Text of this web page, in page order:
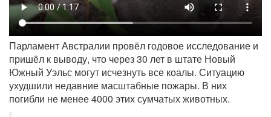
Парламент Австралии провёл годовое исследование и
пришёл к выводу, что через 30 лет в штате Новый
Южный Уэльс могут исчезнуть все коалы. Ситуацию
ухудшили недавние масштабные пожары. В них
погибли не менее 4000 этих сумчатых животных.